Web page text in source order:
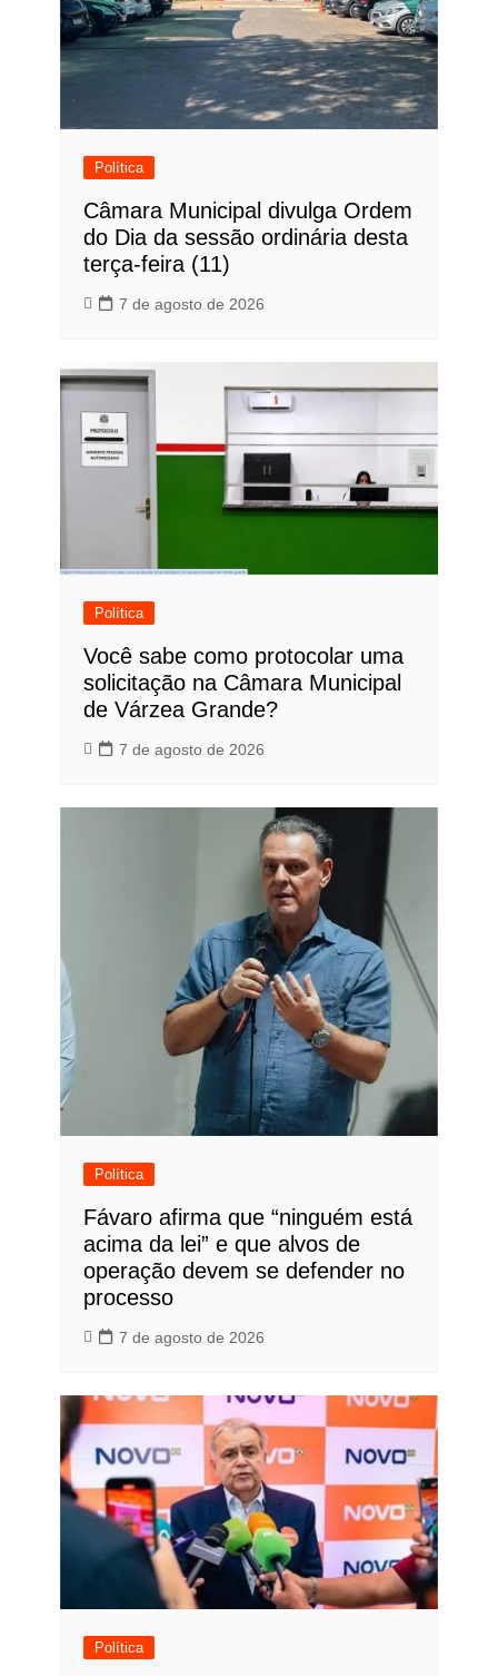
Política
Câmara Municipal divulga Ordem
do Dia da sessão ordinária desta
terça-feira (11)
7 de agosto de 2026
Política
Você sabe como protocolar uma
solicitação na Câmara Municipal
de Várzea Grande?
7 de agosto de 2026
Política
Fávaro afirma que “ninguém está
acima da lei” e que alvos de
operação devem se defender no
processo
7 de agosto de 2026
Política